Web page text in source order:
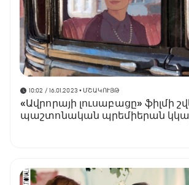
10:02 / 16.01.2023 • ՄՇԱԿՈՒՅԹ
«Ավրորայի լուսաբացը» ֆիլմի
պաշտոնական պրեմիերան